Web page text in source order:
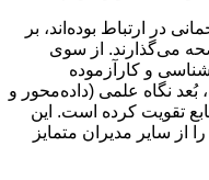
در ارتباط بوده‌اند، بر
می‌گذارند. از سوی
و کارآزموده
بُعد نگاه علمی (داده‌محور و
تقویت کرده است. این
از سایر مدیران متمایز